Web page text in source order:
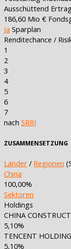
Ausschüttend
186,60 Mio €
Ja Sparplan
Renditechance /
1
2
3
4
5
6
7
nach SRRI
ZUSAMMENSETZUNG
Länder / Regionen
China
100,00%
Sektoren
Holdings
CHINA
5,10%
TENCENT
5,10%